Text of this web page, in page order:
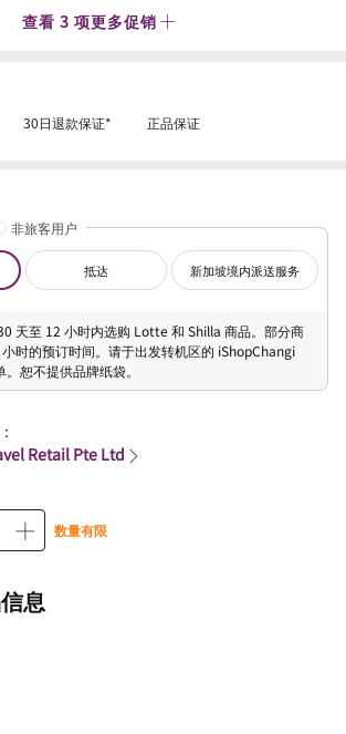
查看 3 项更多促销
30日退款保证* 正品保证
非旅客用户
抵达 新加坡境内派送服务
天至 12 小时内选购 Lotte 和 Shilla 商品。部分商
时的预订时间。请于出发转机区的 iShopChangi
恕不提供品牌纸袋。
Retail Pte Ltd
数量有限
息